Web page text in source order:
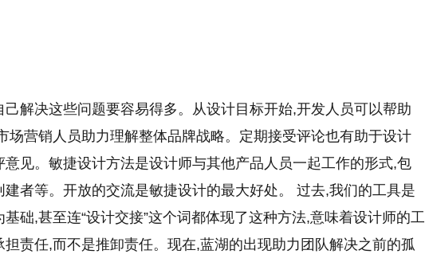
己解决这些问题要容易得多。从设计目标开始,开发人员可以帮助
场营销人员助力理解整体品牌战略。定期接受评论也有助于设计
见。敏捷设计方法是设计师与其他产品人员一起工作的形式,包
建者等。开放的交流是敏捷设计的最大好处。 过去,我们的工具是
础,甚至连“设计交接”这个词都体现了这种方法,意味着设计师的工
责任,而不是推卸责任。现在,蓝湖的出现助力团队解决之前的孤